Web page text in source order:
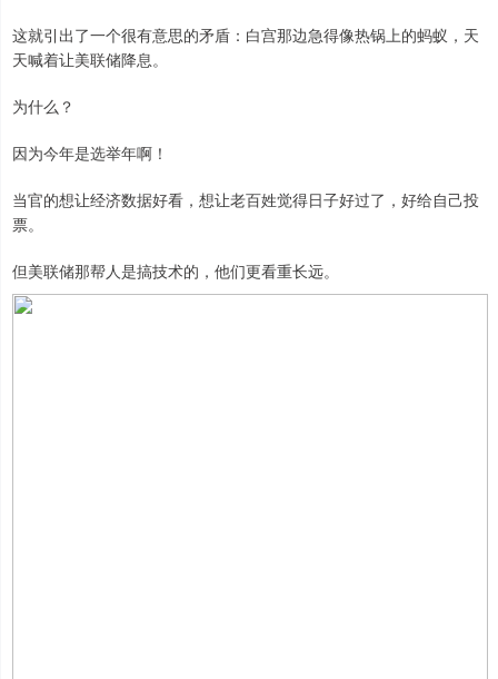
这就引出了一个很有意思的矛盾：白宫那边急得像热锅上的蚂蚁，天
天喊着让美联储降息。
为什么？
因为今年是选举年啊！
当官的想让经济数据好看，想让老百姓觉得日子好过了，好给自己投
票。
但美联储那帮人是搞技术的，他们更看重长远。